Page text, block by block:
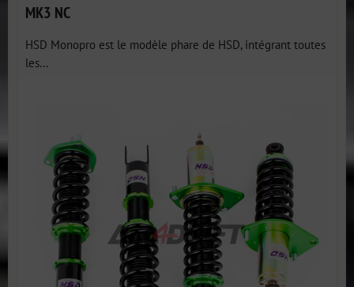
MK3 NC
HSD Monopro est le modèle phare de HSD, intégrant toutes
les...